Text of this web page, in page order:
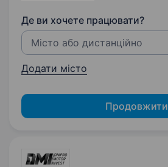
Де ви хочете працювати?
Додати місто
Продовжити